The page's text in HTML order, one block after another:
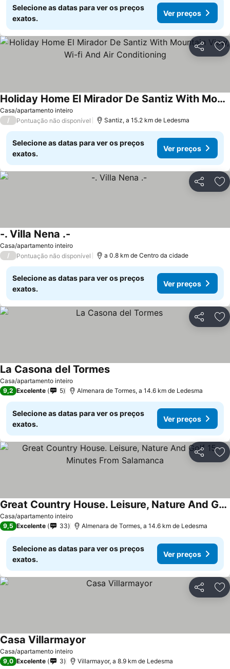
Selecione as datas para ver os preços
exatos.
Ver preços
Partilhar
Casa/apartamento inteiro
Holiday Home El Mirador De Santiz With Mountain View, Wi-fi And Air Conditioning
/ Pontuação não disponível Santiz, a 15.2 km de Ledesma
Selecione as datas para ver os preços
exatos.
Ver preços
Partilhar
Casa/apartamento inteiro
-. Villa Nena .-
/ Pontuação não disponível a 0.8 km de Centro da cidade
Selecione as datas para ver os preços
exatos.
Ver preços
Partilhar
Casa/apartamento inteiro
La Casona del Tormes
9,2 Excelente 5 Almenara de Tormes, a 14.6 km de Ledesma
Selecione as datas para ver os preços
exatos.
Ver preços
Partilhar
Casa/apartamento inteiro
Great Country House. Leisure, Nature And Golf 15 Minutes From Salamanca
9,5 Excelente 33 Almenara de Tormes, a 14.6 km de Ledesma
Selecione as datas para ver os preços
exatos.
Ver preços
Partilhar
Casa/apartamento inteiro
Casa Villarmayor
9,0 Excelente 3 Villarmayor, a 8.9 km de Ledesma